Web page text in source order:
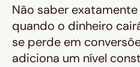
Não saber
quando o dinheiro
se perde em
adiciona um nível